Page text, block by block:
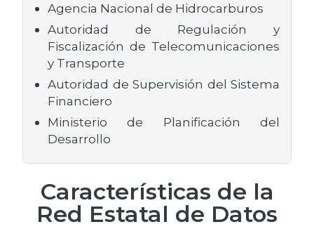
Agencia Nacional de Hidrocarburos
Autoridad de Regulación y
Fiscalización de Telecomunicaciones
y Transporte
Autoridad de Supervisión del Sistema
Financiero
Ministerio de Planificación del
Desarrollo
Características de la
Red Estatal de Datos